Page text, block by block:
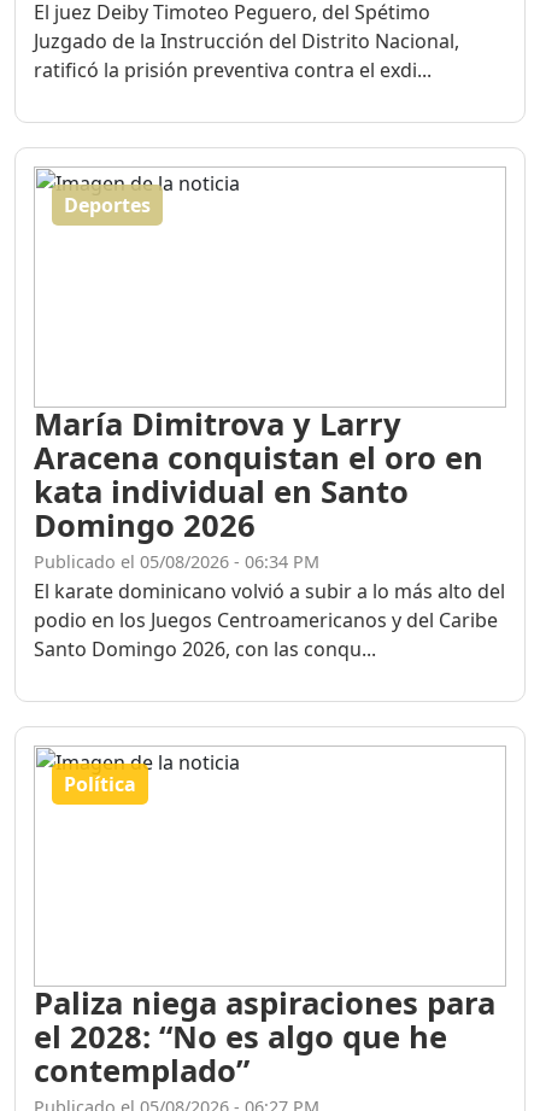
El juez Deiby Timoteo Peguero, del Spétimo
Juzgado de la Instrucción del Distrito Nacional,
ratificó la prisión preventiva contra el exdi...
Deportes
María Dimitrova y Larry
Aracena conquistan el oro en
kata individual en Santo
Domingo 2026
Publicado el 05/08/2026 - 06:34 PM
El karate dominicano volvió a subir a lo más alto del
podio en los Juegos Centroamericanos y del Caribe
Santo Domingo 2026, con las conqu...
Política
Paliza niega aspiraciones para
el 2028: “No es algo que he
contemplado”